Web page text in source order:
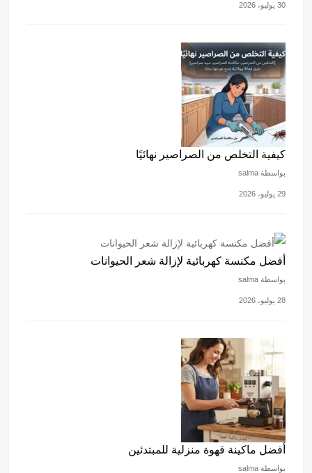
30 يوليو، 2026
كيفية التخلص من الصراصير نهائيًا
بواسطة salma
29 يوليو، 2026
أفضل مكنسة كهربائية لإزالة شعر الحيوانات
بواسطة salma
28 يوليو، 2026
أفضل ماكينة قهوة منزلية للمبتدئين
بواسطة salma